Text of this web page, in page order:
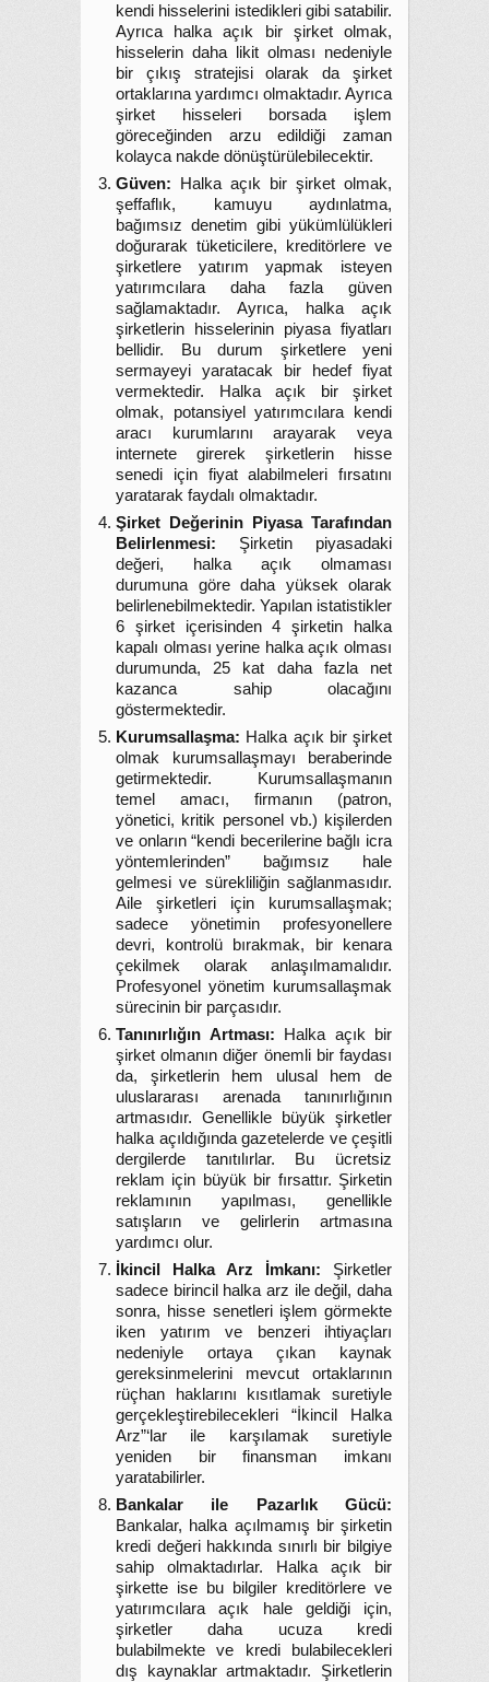
kendi hisselerini istedikleri gibi satabilir.
Ayrıca halka açık bir şirket olmak,
hisselerin daha likit olması nedeniyle
bir çıkış stratejisi olarak da şirket
ortaklarına yardımcı olmaktadır. Ayrıca
şirket hisseleri borsada işlem
göreceğinden arzu edildiği zaman
kolayca nakde dönüştürülebilecektir.
Güven: Halka açık bir şirket olmak,
şeffaflık, kamuyu aydınlatma,
bağımsız denetim gibi yükümlülükleri
doğurarak tüketicilere, kreditörlere ve
şirketlere yatırım yapmak isteyen
yatırımcılara daha fazla güven
sağlamaktadır. Ayrıca, halka açık
şirketlerin hisselerinin piyasa fiyatları
bellidir. Bu durum şirketlere yeni
sermayeyi yaratacak bir hedef fiyat
vermektedir. Halka açık bir şirket
olmak, potansiyel yatırımcılara kendi
aracı kurumlarını arayarak veya
internete girerek şirketlerin hisse
senedi için fiyat alabilmeleri fırsatını
yaratarak faydalı olmaktadır.
Şirket Değerinin Piyasa Tarafından
Belirlenmesi: Şirketin piyasadaki
değeri, halka açık olmaması
durumuna göre daha yüksek olarak
belirlenebilmektedir. Yapılan istatistikler
6 şirket içerisinden 4 şirketin halka
kapalı olması yerine halka açık olması
durumunda, 25 kat daha fazla net
kazanca sahip olacağını
göstermektedir.
Kurumsallaşma: Halka açık bir şirket
olmak kurumsallaşmayı beraberinde
getirmektedir. Kurumsallaşmanın
temel amacı, firmanın (patron,
yönetici, kritik personel vb.) kişilerden
ve onların “kendi becerilerine bağlı icra
yöntemlerinden” bağımsız hale
gelmesi ve sürekliliğin sağlanmasıdır.
Aile şirketleri için kurumsallaşmak;
sadece yönetimin profesyonellere
devri, kontrolü bırakmak, bir kenara
çekilmek olarak anlaşılmamalıdır.
Profesyonel yönetim kurumsallaşmak
sürecinin bir parçasıdır.
Tanınırlığın Artması: Halka açık bir
şirket olmanın diğer önemli bir faydası
da, şirketlerin hem ulusal hem de
uluslararası arenada tanınırlığının
artmasıdır. Genellikle büyük şirketler
halka açıldığında gazetelerde ve çeşitli
dergilerde tanıtılırlar. Bu ücretsiz
reklam için büyük bir fırsattır. Şirketin
reklamının yapılması, genellikle
satışların ve gelirlerin artmasına
yardımcı olur.
İkincil Halka Arz İmkanı: Şirketler
sadece birincil halka arz ile değil, daha
sonra, hisse senetleri işlem görmekte
iken yatırım ve benzeri ihtiyaçları
nedeniyle ortaya çıkan kaynak
gereksinmelerini mevcut ortaklarının
rüçhan haklarını kısıtlamak suretiyle
gerçekleştirebilecekleri “İkincil Halka
Arz”‘lar ile karşılamak suretiyle
yeniden bir finansman imkanı
yaratabilirler.
Bankalar ile Pazarlık Gücü:
Bankalar, halka açılmamış bir şirketin
kredi değeri hakkında sınırlı bir bilgiye
sahip olmaktadırlar. Halka açık bir
şirkette ise bu bilgiler kreditörlere ve
yatırımcılara açık hale geldiği için,
şirketler daha ucuza kredi
bulabilmekte ve kredi bulabilecekleri
dış kaynaklar artmaktadır. Şirketlerin